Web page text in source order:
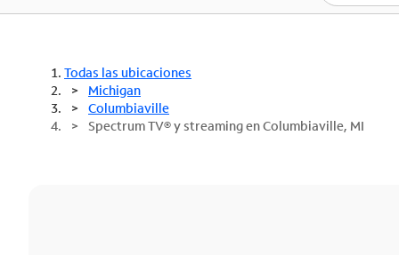
Mejores ofertas
Todas las ubicaciones
Michigan
Columbiaville
Spectrum TV® y streaming en Columbiaville, MI